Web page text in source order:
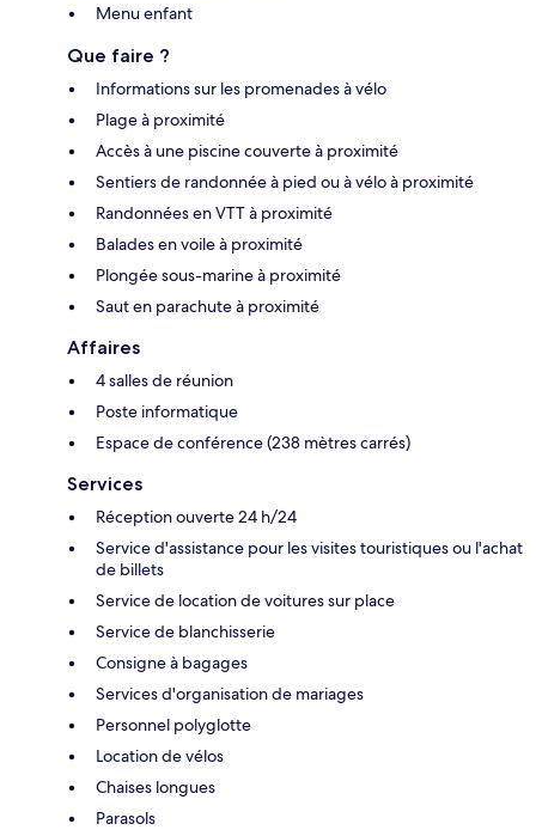
Menu enfant
Que faire ?
Informations sur les promenades à vélo
Plage à proximité
Accès à une piscine couverte à proximité
Sentiers de randonnée à pied ou à vélo à proximité
Randonnées en VTT à proximité
Balades en voile à proximité
Plongée sous-marine à proximité
Saut en parachute à proximité
Affaires
4 salles de réunion
Poste informatique
Espace de conférence (238 mètres carrés)
Services
Réception ouverte 24 h/24
Service d'assistance pour les visites touristiques ou l'achat
de billets
Service de location de voitures sur place
Service de blanchisserie
Consigne à bagages
Services d'organisation de mariages
Personnel polyglotte
Location de vélos
Chaises longues
Parasols